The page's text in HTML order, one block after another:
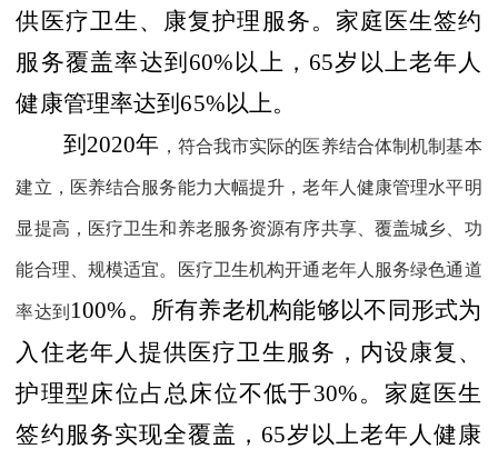
供医疗卫生、康复护理服务。家庭医生签约
服务覆盖率达到 60% 以上， 65岁以上老年人
健康管理率达到 65%以上。
到 2020年 ，符合我市实际的医养结合体制机制基本
建立，医养结合服务能力大幅提升，老年人健康管理水平明
显提高，医疗卫生和养老服务资源有序共享、覆盖城乡、功
能合理、规模适宜。医疗卫生机构开通老年人服务绿色通道
率达到 100%。所有养老机构能够以不同形式为
入住老年人提供医疗卫生服务，内设康复、
护理型床位占总床位不低于30%。家庭医生
签约服务实现全覆盖， 65岁以上老年人健康